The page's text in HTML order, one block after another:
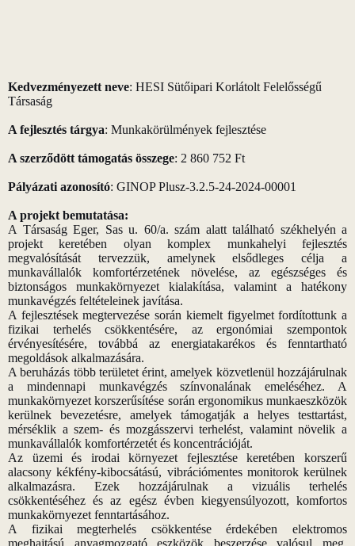
Kedvezményezett neve: HESI Sütőipari Korlátolt Felelősségű
Társaság
A fejlesztés tárgya: Munkakörülmények fejlesztése
A szerződött támogatás összege: 2 860 752 Ft
Pályázati azonosító: GINOP Plusz-3.2.5-24-2024-00001
A projekt bemutatása:
A Társaság Eger, Sas u. 60/a. szám alatt található székhelyén a
projekt keretében olyan komplex munkahelyi fejlesztés
megvalósítását tervezzük, amelynek elsődleges célja a
munkavállalók komfortérzetének növelése, az egészséges és
biztonságos munkakörnyezet kialakítása, valamint a hatékony
munkavégzés feltételeinek javítása.
A fejlesztések megtervezése során kiemelt figyelmet fordítottunk a
fizikai terhelés csökkentésére, az ergonómiai szempontok
érvényesítésére, továbbá az energiatakarékos és fenntartható
megoldások alkalmazására.
A beruházás több területet érint, amelyek közvetlenül hozzájárulnak
a mindennapi munkavégzés színvonalának emeléséhez. A
munkakörnyezet korszerűsítése során ergonomikus munkaeszközök
kerülnek bevezetésre, amelyek támogatják a helyes testtartást,
mérséklik a szem- és mozgásszervi terhelést, valamint növelik a
munkavállalók komfortérzetét és koncentrációját.
Az üzemi és irodai környezet fejlesztése keretében korszerű
alacsony kékfény-kibocsátású, vibrációmentes monitorok kerülnek
alkalmazásra. Ezek hozzájárulnak a vizuális terhelés
csökkentéséhez és az egész évben kiegyensúlyozott, komfortos
munkakörnyezet fenntartásához.
A fizikai megterhelés csökkentése érdekében elektromos